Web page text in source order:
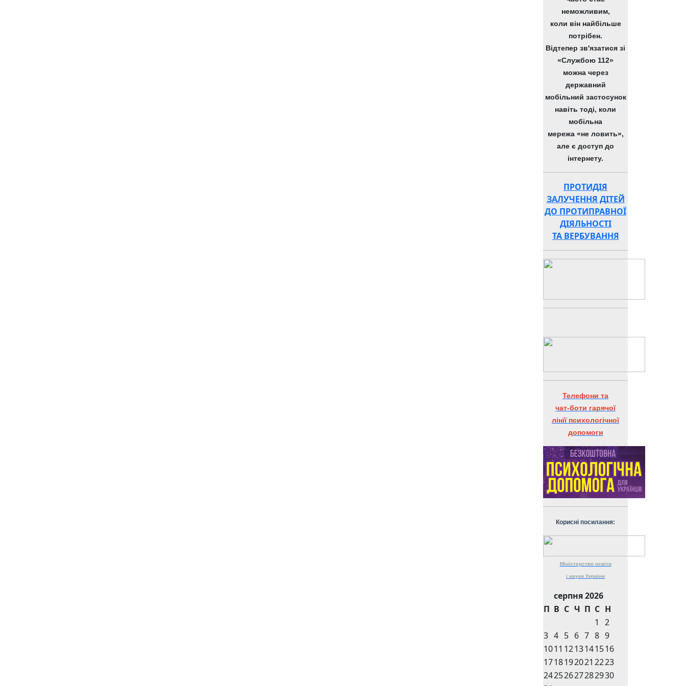
неможливим,
коли він найбільше
потрібен.
Відтепер зв'язатися зі
«Службою 112»
можна через
державний
мобільний застосунок
навіть тоді, коли
мобільна
мережа «не ловить»,
але є доступ до
інтернету.
ПРОТИДІЯ
ЗАЛУЧЕННЯ ДІТЕЙ
ДО ПРОТИПРАВНОЇ
ДІЯЛЬНОСТІ
ТА ВЕРБУВАННЯ
Телефони та
чат-боти гарячої
лінії психологічної
допомоги
Корисні посилання:
Міністерство освіти
і науки України
серпня 2026
П В С Ч П С Н
1
2
3 4 5 6 7 8 9
1011 1213141516
1718192021 2223
24252627282930